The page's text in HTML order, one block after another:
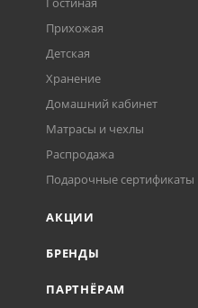
Прихожая
Детская
Хранение
Домашний кабинет
Матрасы и чехлы
Распродажа
Подарочные сертификаты
АКЦИИ
БРЕНДЫ
ПАРТНЁРАМ